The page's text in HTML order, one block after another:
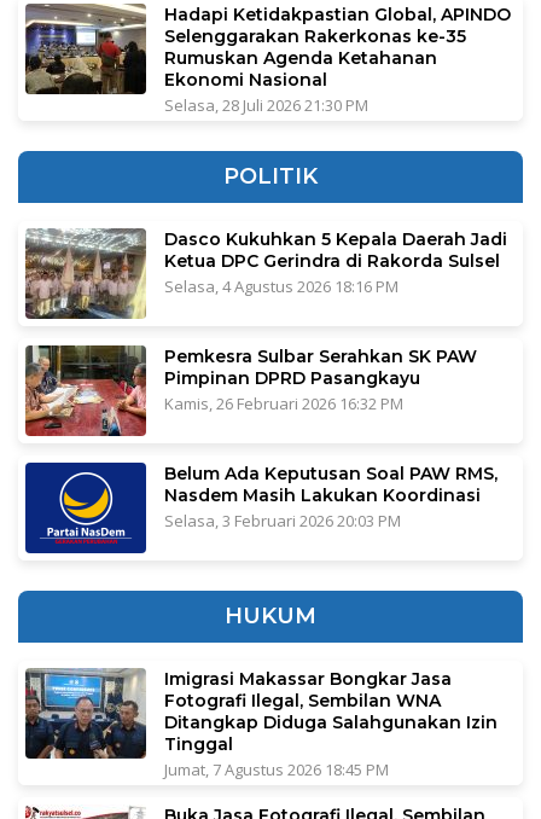
Hadapi Ketidakpastian Global, APINDO
Selenggarakan Rakerkonas ke-35
Rumuskan Agenda Ketahanan
Ekonomi Nasional
Selasa, 28 Juli 2026 21:30 PM
POLITIK
Dasco Kukuhkan 5 Kepala Daerah Jadi
Ketua DPC Gerindra di Rakorda Sulsel
Selasa, 4 Agustus 2026 18:16 PM
Pemkesra Sulbar Serahkan SK PAW
Pimpinan DPRD Pasangkayu
Kamis, 26 Februari 2026 16:32 PM
Belum Ada Keputusan Soal PAW RMS,
Nasdem Masih Lakukan Koordinasi
Selasa, 3 Februari 2026 20:03 PM
HUKUM
Imigrasi Makassar Bongkar Jasa
Fotografi Ilegal, Sembilan WNA
Ditangkap Diduga Salahgunakan Izin
Tinggal
Jumat, 7 Agustus 2026 18:45 PM